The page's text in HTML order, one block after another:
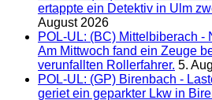
ertappte ein Detektiv in Ulm
August 2026
POL-UL: (BC) Mittelbiberach -
Am Mittwoch fand ein Zeuge
verunfallten Rollerfahrer. 5.
POL-UL: (GP) Birenbach -
geriet ein geparkter Lkw in